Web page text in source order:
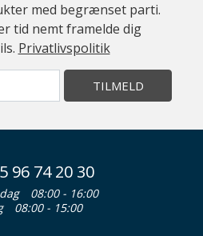
med begrænset parti.
tid nemt framelde dig
Privatlivspolitik
TILMELD
96 74 20 30
08:00 - 16:00
08:00 - 15:00